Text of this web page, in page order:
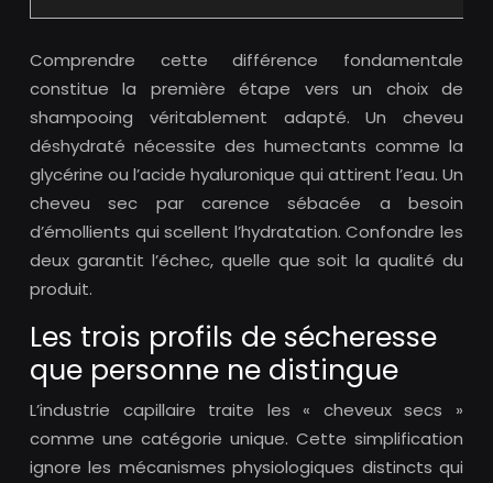
Comprendre cette différence fondamentale
constitue la première étape vers un choix de
shampooing véritablement adapté. Un cheveu
déshydraté nécessite des humectants comme la
glycérine ou l’acide hyaluronique qui attirent l’eau. Un
cheveu sec par carence sébacée a besoin
d’émollients qui scellent l’hydratation. Confondre les
deux garantit l’échec, quelle que soit la qualité du
produit.
Les trois profils de sécheresse
que personne ne distingue
L’industrie capillaire traite les « cheveux secs »
comme une catégorie unique. Cette simplification
ignore les mécanismes physiologiques distincts qui